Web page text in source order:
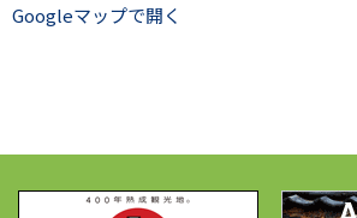
Googleマップで開く